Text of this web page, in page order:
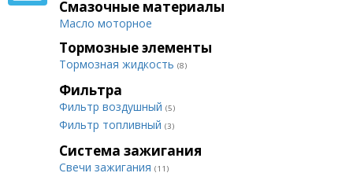
Смазочные материалы
Масло моторное
Тормозные элементы
Тормозная жидкость (8)
Фильтра
Фильтр воздушный (5)
Фильтр топливный (3)
Система зажигания
Свечи зажигания (11)